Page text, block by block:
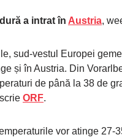
a intrat în Austria,
sud-vestul Europei
și în Austria. Din
de până la 38 de
ORF.
vor atinge 27-